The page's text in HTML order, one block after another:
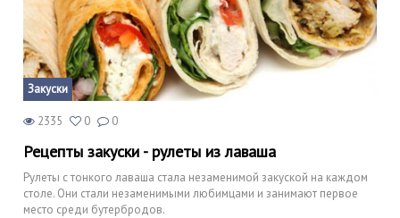
Закуски
2335 0 0
Рецепты закуски - рулеты из лаваша
Рулеты с тонкого лаваша стала незаменимой закуской на каждом
столе. Они стали незаменимыми любимцами и занимают первое
место среди бутербродов.